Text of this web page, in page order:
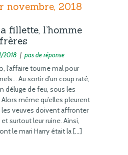
novembre, 2018
fillette, l’homme
2018 | pas de réponse
l’affaire tourne mal pour
Au sortir d’un coup raté,
déluge de feu, sous les
même qu’elles pleurent
veuves doivent affronter
surtout leur ruine. Ainsi,
le mari Harry était la […]